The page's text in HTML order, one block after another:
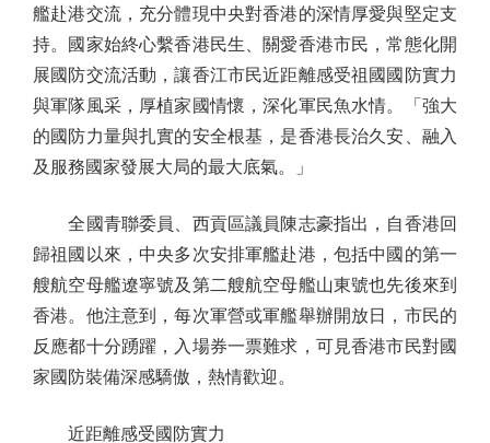
艦赴港交流，充分體現中央對香港的深情厚愛與堅定支
持。國家始終心繫香港民生、關愛香港市民，常態化開
展國防交流活動，讓香江市民近距離感受祖國國防實力
與軍隊風采，厚植家國情懷，深化軍民魚水情。「強大
的國防力量與扎實的安全根基，是香港長治久安、融入
及服務國家發展大局的最大底氣。」
全國青聯委員、西貢區議員陳志豪指出，自香港回
歸祖國以來，中央多次安排軍艦赴港，包括中國的第一
艘航空母艦遼寧號及第二艘航空母艦山東號也先後來到
香港。他注意到，每次軍營或軍艦舉辦開放日，市民的
反應都十分踴躍，入場券一票難求，可見香港市民對國
家國防裝備深感驕傲，熱情歡迎。
近距離感受國防實力